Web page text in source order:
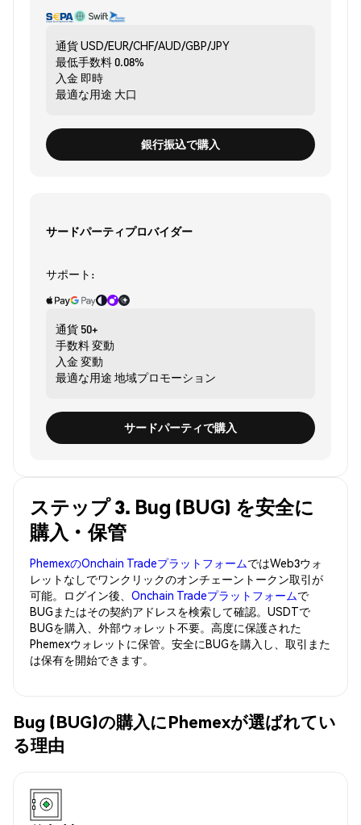
通貨USD/EUR/CHF/AUD/GBP/JPY
最低手数料0.08%
入金 即時
最適な用途 大口
銀行振込で購入
サードパーティプロバイダー
サポート:
通貨 50+
手数料変動
入金 変動
最適な用途 地域プロモーション
サードパーティで購入
ステップ 3. Bug (BUG) を安全に
購入・保管
PhemexのOnchain TradeプラットフォームではWeb3ウォ
レットなしでワンクリックのオンチェーントークン取引が
可能。ログイン後、 Onchain Tradeプラットフォームで
BUGまたはその契約アドレスを検索して確認。USDTで
BUGを購入、外部ウォレット不要。高度に保護された
Phemexウォレットに保管。安全にBUGを購入し、取引また
は保有を開始できます。
Bug (BUG)の購入にPhemexが選ばれてい
る理由